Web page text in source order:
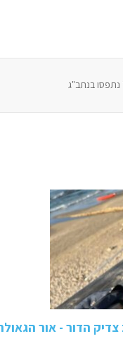
בנתב"ג
הדור - אור